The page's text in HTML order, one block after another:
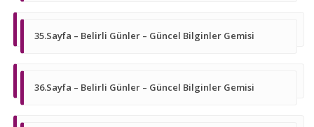
35.Sayfa – Belirli Günler – Güncel Bilginler Gemisi
36.Sayfa – Belirli Günler – Güncel Bilginler Gemisi